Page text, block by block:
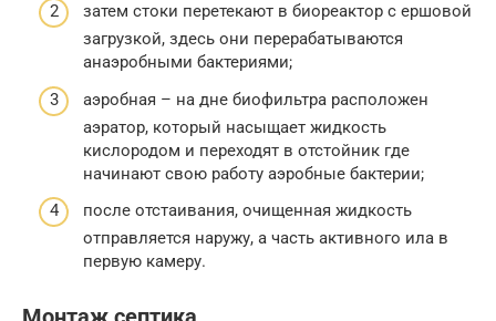
затем стоки перетекают в биореактор с ершовой
загрузкой, здесь они перерабатываются
анаэробными бактериями;
аэробная – на дне биофильтра расположен
аэратор, который насыщает жидкость
кислородом и переходят в отстойник где
начинают свою работу аэробные бактерии;
после отстаивания, очищенная жидкость
отправляется наружу, а часть активного ила в
первую камеру.